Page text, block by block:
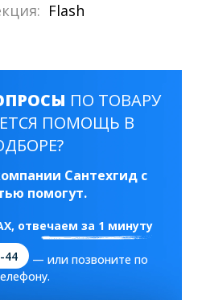
Flash
ПО ТОВАРУ
ПОМОЩЬ В
Сантехгид с
помогут.
, отвечаем за 1 минуту
44
— или позвоните по